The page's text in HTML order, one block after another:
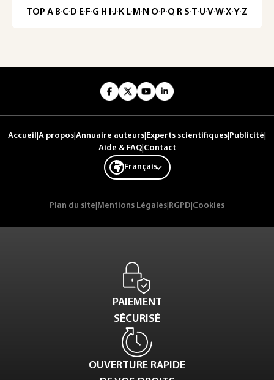
TOP·A·B·C· D· E· F·G· H · ·J· K· L· M · N ·O· P·Q· R·S·T·U·V·W·X·Y·Z
Accueil A propos Annuaire auteurs Experts scientifiques Publicité
Aide & FAQ| Contact
Français
Plan du site Mentions Légales RGPD Cookies
PAIEMENT
SÉCURISÉ
OUVERTURE RAPIDE